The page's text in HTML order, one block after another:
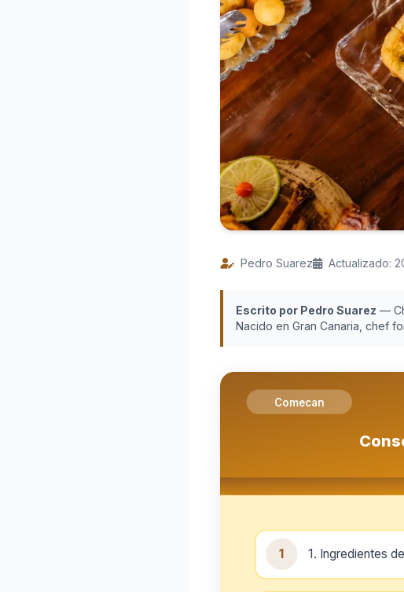
Pedro Suarez Actualizado:
Escrito por Pedro Suarez —
Nacido en Gran Canaria, chef
Comecan
1 1. Ingredientes